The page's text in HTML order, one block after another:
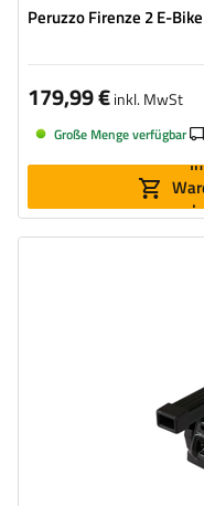
Peruzzo Firenze 2 E-
179,99 €inkl. MwSt
Große Menge verfügbar